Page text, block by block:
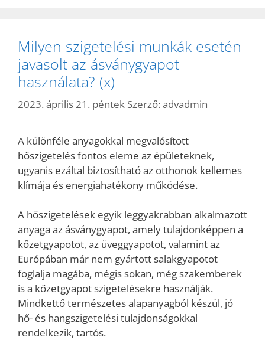
Milyen szigetelési munkák esetén
javasolt az ásványgyapot
használata? (x)
2023. április 21. péntek Szerző: advadmin
A különféle anyagokkal megvalósított
hőszigetelés fontos eleme az épületeknek,
ugyanis ezáltal biztosítható az otthonok kellemes
klímája és energiahatékony működése.
A hőszigetelések egyik leggyakrabban alkalmazott
anyaga az ásványgyapot, amely tulajdonképpen a
kőzetgyapotot, az üveggyapotot, valamint az
Európában már nem gyártott salakgyapotot
foglalja magába, mégis sokan, még szakemberek
is a kőzetgyapot szigetelésekre használják.
Mindkettő természetes alapanyagból készül, jó
hő- és hangszigetelési tulajdonságokkal
rendelkezik, tartós.